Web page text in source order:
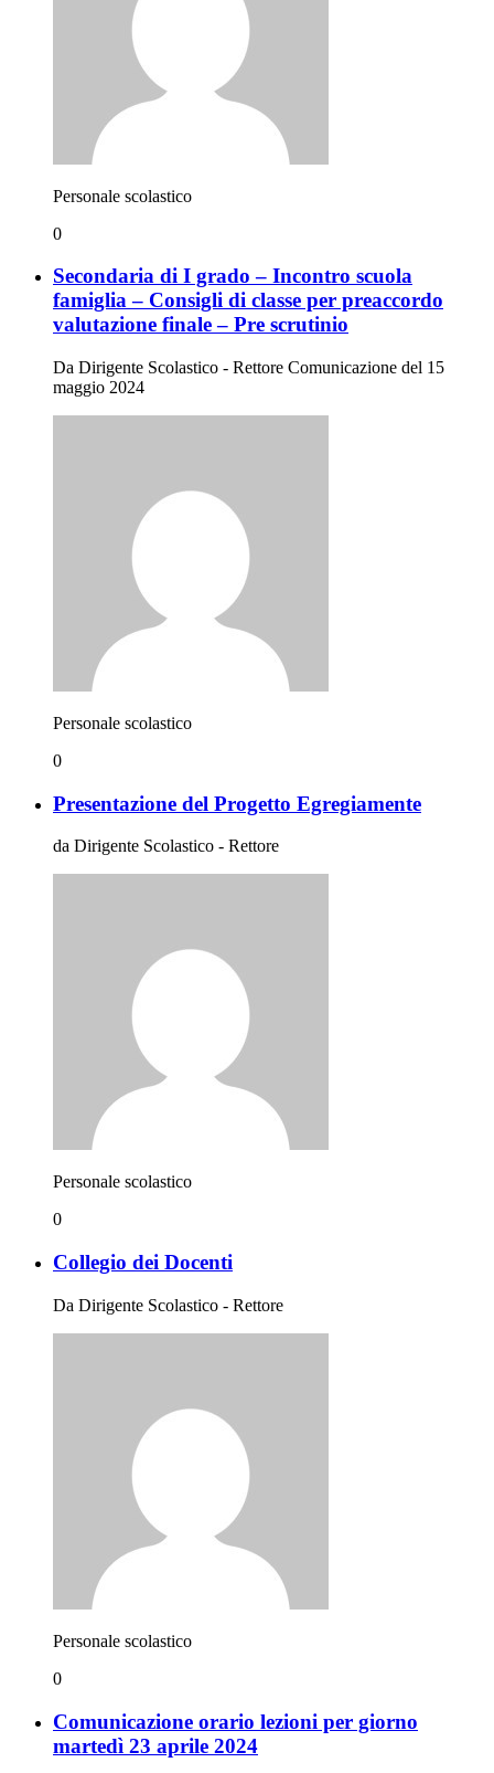
Personale scolastico
0
Secondaria di I grado – Incontro scuola
famiglia – Consigli di classe per preaccordo
valutazione finale – Pre scrutinio
Da Dirigente Scolastico - Rettore Comunicazione del 15
maggio 2024
Personale scolastico
0
Presentazione del Progetto Egregiamente
da Dirigente Scolastico - Rettore
Personale scolastico
0
Collegio dei Docenti
Da Dirigente Scolastico - Rettore
Personale scolastico
0
Comunicazione orario lezioni per giorno
martedì 23 aprile 2024